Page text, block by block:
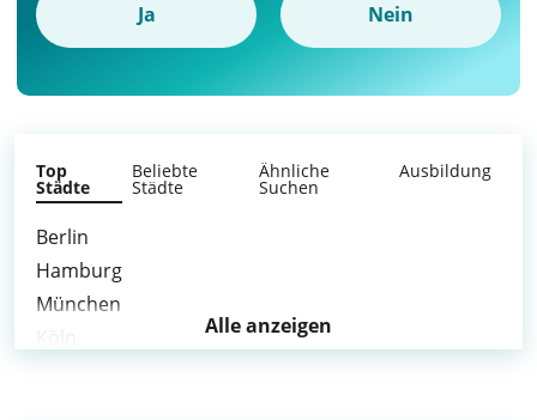
Ja Nein
Top
Städte
Beliebte
Städte
Ähnliche
Suchen
Ausbildung
Berlin
Hamburg
München
Alle anzeigen